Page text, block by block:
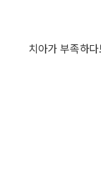
치아가 부족하